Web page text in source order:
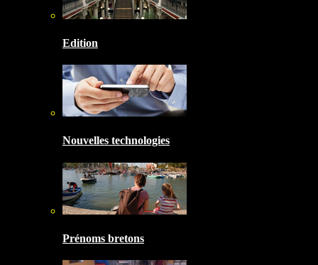
Edition
Nouvelles technologies
Prénoms bretons